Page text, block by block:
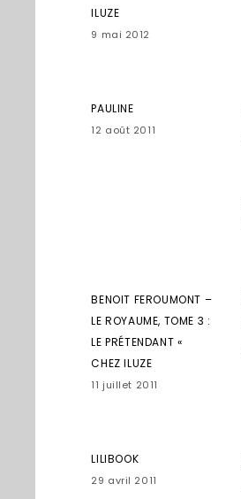
ILUZE
9 mai 2012
PAULINE
12 août 2011
BENOIT FEROUMONT –
LE ROYAUME, TOME 3 :
LE PRÉTENDANT «
CHEZ ILUZE
11 juillet 2011
LILIBOOK
29 avril 2011